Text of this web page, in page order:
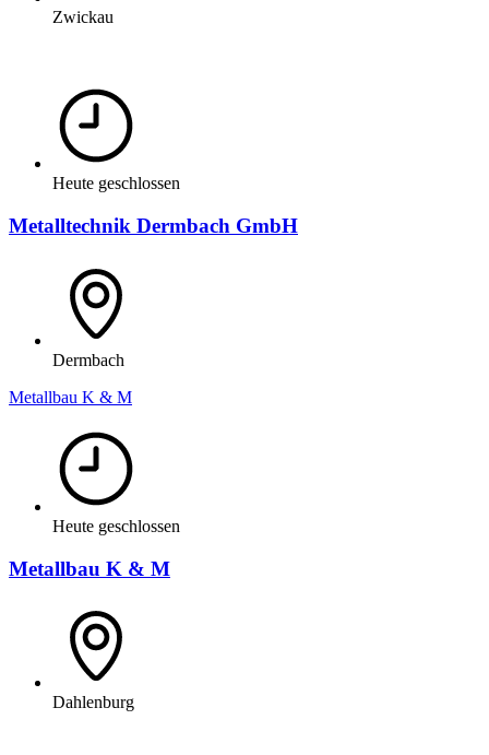
Zwickau
Heute geschlossen
Metalltechnik Dermbach GmbH
Dermbach
Metallbau K & M
Heute geschlossen
Metallbau K & M
Dahlenburg